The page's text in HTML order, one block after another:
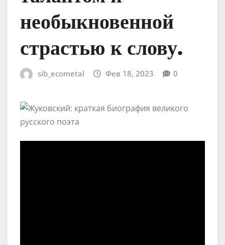
необыкновенной
страстью к слову.
sib_ecometal Фев 18, 2023 0